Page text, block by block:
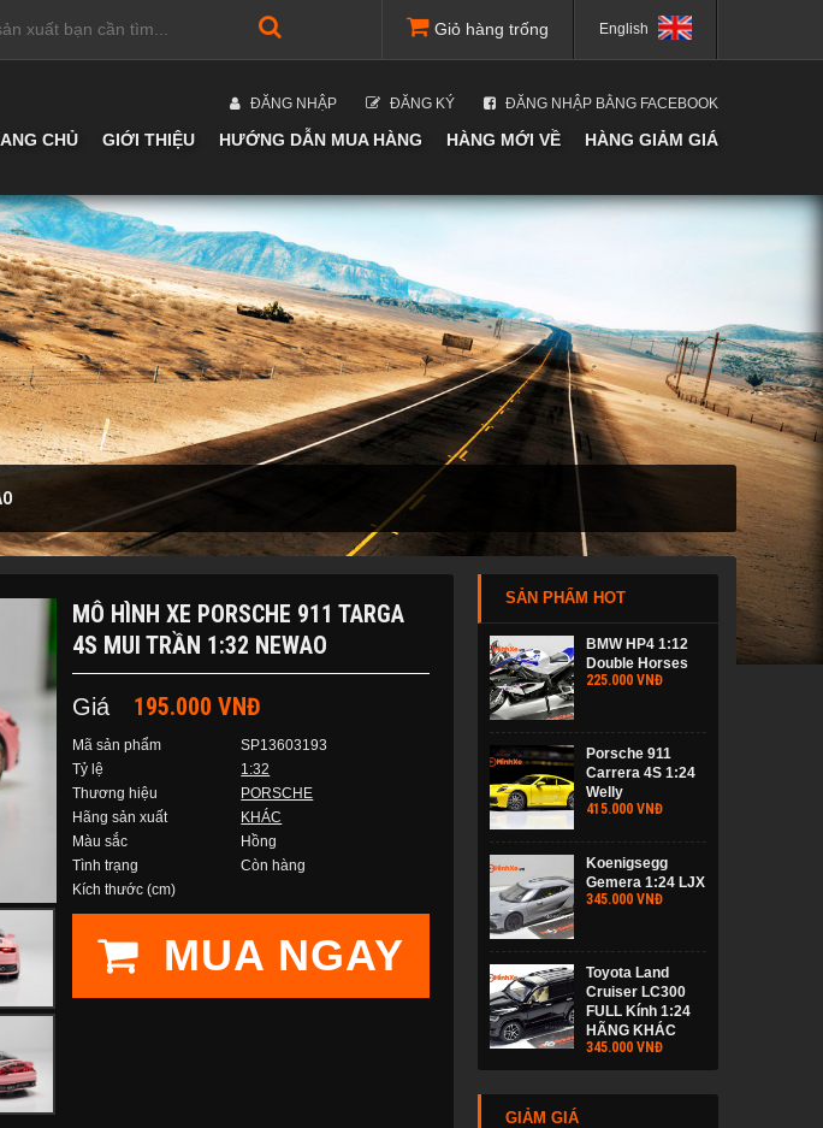
English
Giỏ hàng trống
ĐĂNG NHẬP ĐĂNG KÝ ĐĂNG NHẬP BẰNG FACEBOOK
CHỦ GIỚI THIỆU HƯỚNG DẪN MUA HÀNG HÀNG MỚI VỀ HÀNG GIẢM GIÁ
MÔ HÌNH XE PORSCHE 911 TARGA
4S MUI TRẦN 1:32 NEWAO
Giá 195.000 VNĐ
Mã sản phẩm
SP13603193
Tỷ lệ
1:32
Thương hiệu
PORSCHE
Hãng sản xuất
KHÁC
Màu sắc
Hồng
Tình trạng
Còn hàng
Kích thước (cm)
MUA NGAY
SẢN PHẨM HOT
BMW HP4 1:12
Double Horses
225.000 VNĐ
Porsche 911
Carrera 4S 1:24
Welly
415.000 VNĐ
Koenigsegg
Gemera 1:24 LJX
345.000 VNĐ
Toyota Land
Cruiser LC300
FULL Kính 1:24
HÃNG KHÁC
345.000 VNĐ
GIẢM GIÁ